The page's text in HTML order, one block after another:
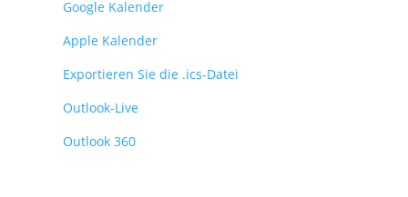
Google Kalender
Apple Kalender
Exportieren Sie die .ics-Datei
Outlook-Live
Outlook 360